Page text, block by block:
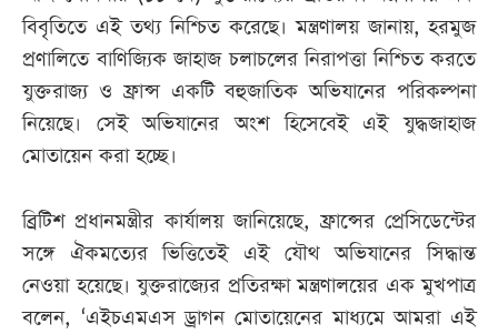
বিবৃতিতে এই তথ্য নিশ্চিত করেছে। মন্ত্রণালয় জানায়, হরমুজ
প্রণালিতে বাণিজ্যিক জাহাজ চলাচলের নিরাপত্তা নিশ্চিত করতে
যুক্তরাজ্য ও ফ্রান্স একটি বহুজাতিক অভিযানের পরিকল্পনা
নিয়েছে। সেই অভিযানের অংশ হিসেবেই এই যুদ্ধজাহাজ
মোতায়েন করা হচ্ছে।
ব্রিটিশ প্রধানমন্ত্রীর কার্যালয় জানিয়েছে, ফ্রান্সের প্রেসিডেন্টের
সঙ্গে ঐকমত্যের ভিত্তিতেই এই যৌথ অভিযানের সিদ্ধান্ত
নেওয়া হয়েছে। যুক্তরাজ্যের প্রতিরক্ষা মন্ত্রণালয়ের এক মুখপাত্র
বলেন, ‘এইচএমএস ড্রাগন মোতায়েনের মাধ্যমে আমরা এই